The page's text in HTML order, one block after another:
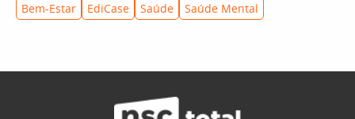
Bem-Estar
EdiCase Saúde Saúde Mental